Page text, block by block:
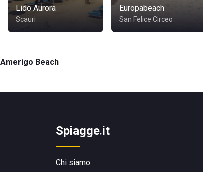
Lido Aurora
Scauri
Europabeach
San Felice Circeo
Amerigo Beach
Spiagge.it
Chi siamo